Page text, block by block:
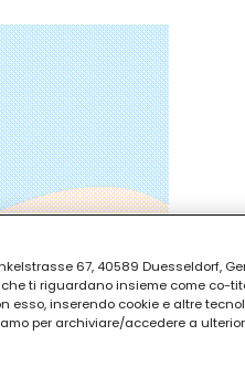
67, 40589 Duesseldorf,
ti riguardano insieme come co-
esso, inserendo cookie e altre
per archiviare/accedere a